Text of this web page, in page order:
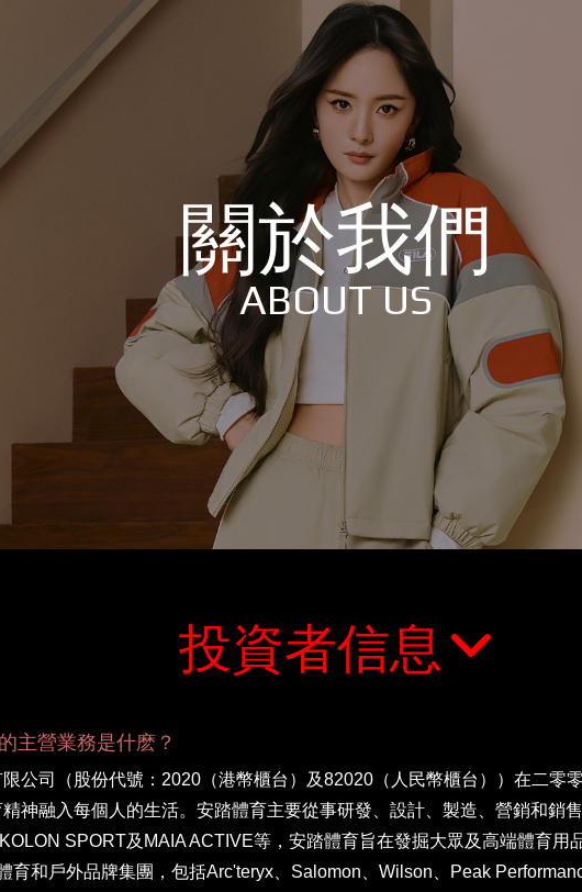
關於我們
ABOUT US
投資者信息
主營業務是什麽？
公司（股份代號：2020（港幣櫃台）及82020（人民幣櫃台））在二零
神融入每個人的生活。安踏體育主要從事研發、設計、製造、營銷和銷
SPORT及MAIA ACTIVE等，安踏體育旨在發掘大眾及高端體育用
育和戶外品牌集團，包括Arc'teryx、Salomon、Wilson、Peak